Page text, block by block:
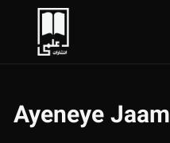
Ayeneye Jaam